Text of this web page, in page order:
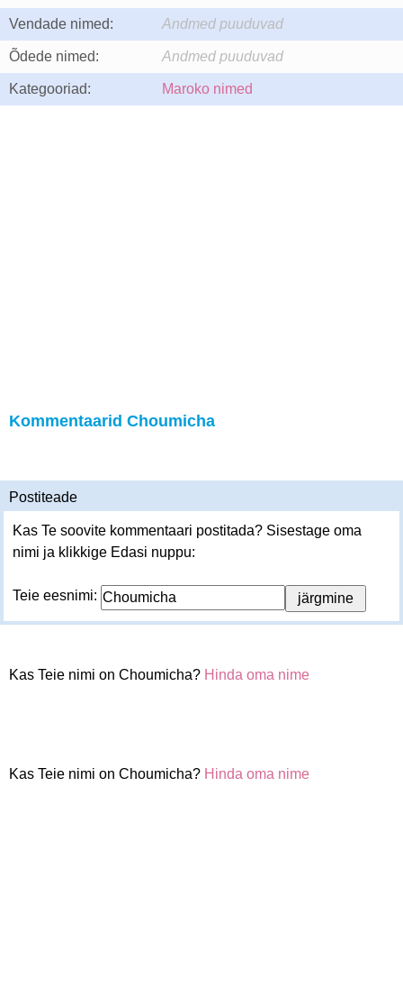
Vendade nimed: Andmed puuduvad
Õdede nimed: Andmed puuduvad
Kategooriad: Maroko nimed
Kommentaarid Choumicha
Postiteade
Kas Te soovite kommentaari postitada? Sisestage oma
nimi ja klikkige Edasi nuppu:
Teie eesnimi:
Kas Teie nimi on Choumicha? Hinda oma nime
Kas Teie nimi on Choumicha? Hinda oma nime